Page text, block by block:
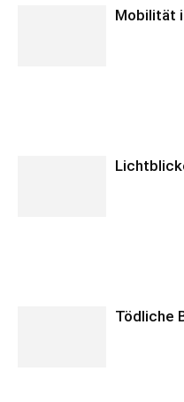
Mobilität
Tödliche